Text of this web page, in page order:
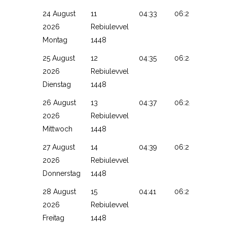
24 August
2026
Montag
11
Rebiulevvel
1448
04:33 06:22
25 August
2026
Dienstag
12
Rebiulevvel
1448
04:35 06:24
26 August
2026
Mittwoch
13
Rebiulevvel
1448
04:37 06:25
27 August
2026
Donnerstag
14
Rebiulevvel
1448
04:39 06:26
28 August
2026
Freitag
15
Rebiulevvel
1448
04:41 06:28